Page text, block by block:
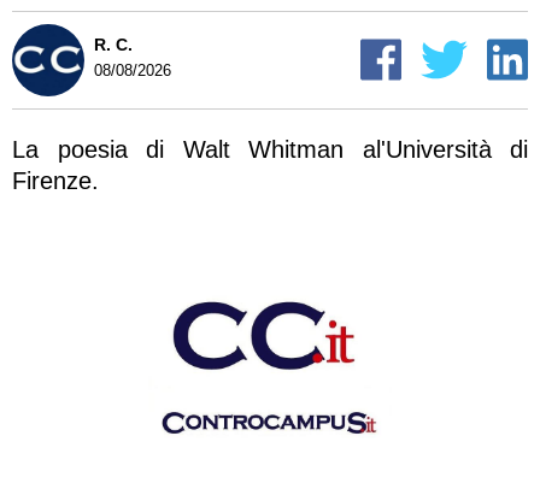
R. C.
08/08/2026
La poesia di Walt Whitman al'Università di
Firenze.